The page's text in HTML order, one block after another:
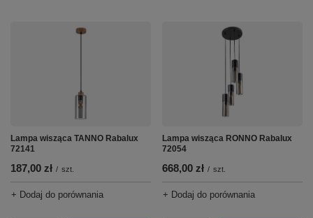
Lampa wisząca TANNO Rabalux
72141
187,00 zł / szt.
+ Dodaj do porównania
Lampa wisząca RONNO Rabalux
72054
668,00 zł / szt.
+ Dodaj do porównania